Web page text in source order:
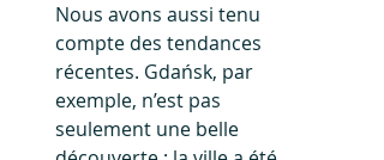
Nous avons aussi tenu
compte des tendances
récentes. Gdańsk, par
exemple, n’est pas
seulement une belle